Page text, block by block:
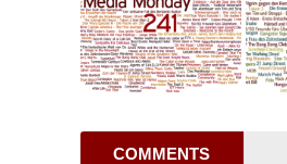
COMMENTS